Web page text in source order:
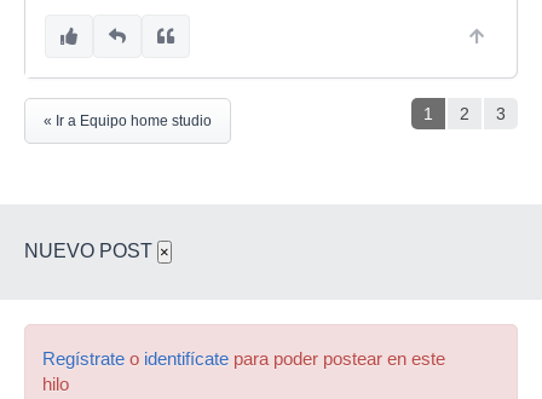
que tiene el 103.
1 2 3
« Ir a Equipo home studio
NUEVO POST ×
Regístrate o identifícate para poder postear en este
hilo